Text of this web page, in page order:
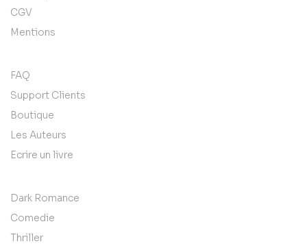
CGV
Mentions
FAQ
Support Clients
Boutique
Les Auteurs
Ecrire un livre
Dark Romance
Comedie
Thriller